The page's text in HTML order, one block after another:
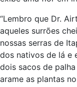
“Lembro que Dr.
aqueles surrões
nossas serras de
dos nativos de lá e
dois sacos de
arame as plantas